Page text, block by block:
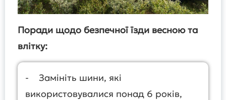
Поради щодо безпечної їзди весною та
влітку:
- Замініть шини, які
використовувалися понад 6 років,